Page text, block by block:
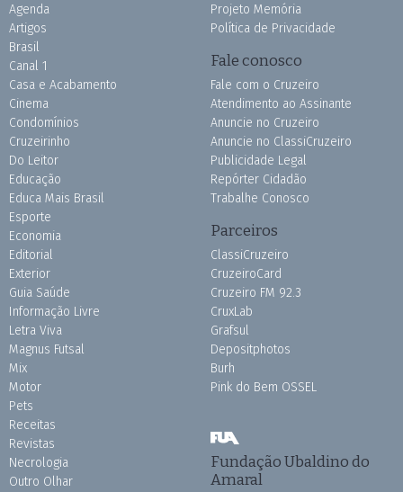
Agenda
Artigos
Brasil
Canal 1
Casa e Acabamento
Cinema
Condomínios
Cruzeirinho
Do Leitor
Educação
Educa Mais Brasil
Esporte
Economia
Editorial
Exterior
Guia Saúde
Informação Livre
Letra Viva
Magnus Futsal
Mix
Motor
Pets
Receitas
Revistas
Necrologia
Outro Olhar
Projeto Memória
Política de Privacidade
Fale conosco
Fale com o Cruzeiro
Atendimento ao Assinante
Anuncie no Cruzeiro
Anuncie no ClassiCruzeiro
Publicidade Legal
Repórter Cidadão
Trabalhe Conosco
Parceiros
ClassiCruzeiro
CruzeiroCard
Cruzeiro FM 92.3
CruxLab
Grafsul
Depositphotos
Burh
Pink do Bem OSSEL
Fundação Ubaldino do
Amaral